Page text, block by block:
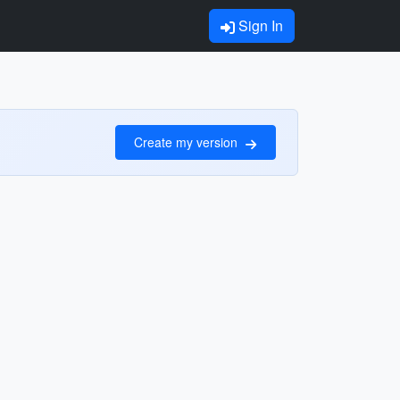
Sign In
Create my version